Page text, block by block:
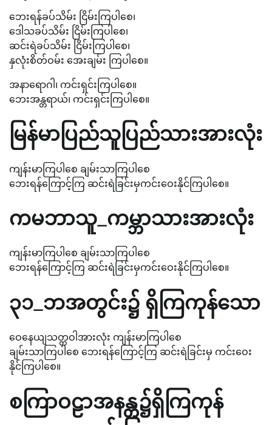
ဘေးရန်ခပ်သိမ်း ငြိမ်းကြပါစေ၊
ဒေါသခပ်သိမ်း ငြိမ်းကြပါစေ၊
ဆင်းရဲခပ်သိမ်း ငြိမ်းကြပါစေ၊
နှလုံးစိတ်ဝမ်း အေးချမ်း ကြပါစေ။
အနာရောဂါ၊ ကင်းရှင်းကြပါစေ။
ဘေးအန္တရာယ်၊ ကင်းရှင်းကြပါစေ။
မြန်မာပြည်သူပြည်သားအားလုံး
ကျန်းမာကြပါစေ ချမ်းသာကြပါစေ
ဘေးရန်ကြောင့်ကြ ဆင်းရဲခြင်းမှကင်းဝေးနိုင်ကြပါစေ။
ကမဘာသူ_ကမ္ဘာသားအားလုံး
ကျန်းမာကြပါစေ ချမ်းသာကြပါစေ
ဘေးရန်ကြောင့်ကြ ဆင်းရဲခြင်းမှကင်းဝေးနိုင်ကြပါစေ။
၃၁_ဘအတွင်း၌ ရှိကြကုန်သော
ဝေနေယျသတ္တဝါအားလုံး ကျန်းမာကြပါစေ
ချမ်းသာကြပါစေ ဘေးရန်ကြောင့်ကြ ဆင်းရဲခြင်းမှ ကင်းဝေး
နိုင်ကြပါစေ။
စကြာဝဠာအနန္တ၌ရှိကြကုန်